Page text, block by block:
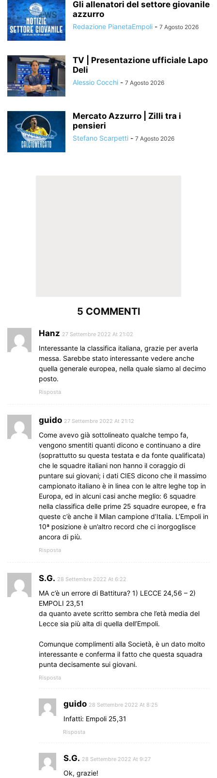
Gli allenatori del settore giovanile
azzurro
Redazione PianetaEmpoli - 7 Agosto 2026
TV | Presentazione ufficiale Lapo
Deli
Alessio Cocchi - 7 Agosto 2026
Mercato Azzurro | Zilli tra i
pensieri
Stefano Scarpetti - 7 Agosto 2026
5 COMMENTI
Hanz 27 Settembre 2022 At 21:02
Interessante la classifica italiana, grazie per averla
messa. Sarebbe stato interessante vedere anche
quella generale europea, nella quale siamo al decimo
posto.
Risposta
guido 27 Settembre 2022 At 21:12
Come avevo già sottolineato qualche tempo fa,
vengono smentiti quanti dicono e continuano a dire
(soprattutto su questa testata e da fonte qualificata)
che le squadre italiani non hanno il coraggio di
puntare sui giovani; i dati CIES dicono che il massimo
campionato italiano è in linea con le altre leghe top in
Europa, ed in alcuni casi anche meglio: 6 squadre
nella classifica delle prime 25 squadre europee, e fra
queste c’è anche il Milan campione d’Italia. L’Empoli in
10ª posizione è un’altro record che ci inorgoglisce
ancora di più.
Risposta
S.G. 28 Settembre 2022 At 6:22
MA c’è un errore di Battitura? 1) LECCE 24,56 – 2)
EMPOLI 23,51
da quanto avete scritto sembra che l’età media del
Lecce sia più alta di quella dell’Empoli.
Comunque complimenti alla Società, è un dato molto
interessante e conferma il fatto che questa squadra
punta decisamente sui giovani.
Risposta
guido 28 Settembre 2022 At 8:25
Infatti: Empoli 25,31
Risposta
S.G. 28 Settembre 2022 At 9:27
Ok, grazie!